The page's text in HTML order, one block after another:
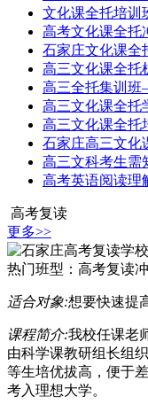
文化课全托培训
高考文化课全托
石家庄文化课全
高三文化课全托
高三全托集训班
高三文化课全托
高三文化课全托
石家庄高三文化
高三文科考生需
高考英语阅读理
高考复读
更多>>
热门班型： 高考复读
适合对象:想要快速提
课程简介:我校任课老
由科学课教研组长组
等生培优拔高，便于
考入理想大学。